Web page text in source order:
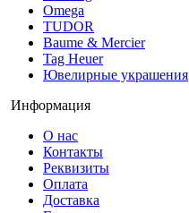
Omega
TUDOR
Baume & Mercier
Tag Heuer
Ювелирные украшения
Информация
О нас
Контакты
Реквизиты
Оплата
Доставка